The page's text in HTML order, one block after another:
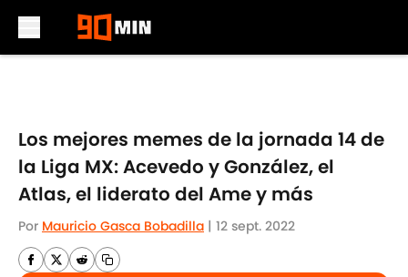
Los mejores memes de la jornada 14 de
la Liga MX: Acevedo y González, el
Atlas, el liderato del Ame y más
Por Mauricio Gasca Bobadilla | 12 sept. 2022